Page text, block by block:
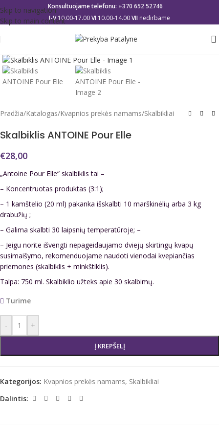
Skip to navigation
Skip to main content
Konsultuojame telefonu: +370 652 52746
I-V10.00-17.00VI 10.00-14.00VII nedirbame
Pradžia/Katalogas/Kvapnios prekės namams/Skalbikliai
Skalbiklis ANTOINE Pour Elle
€28,00
„Antoine Pour Elle“ skalbiklis tai –
– Koncentruotas produktas (3:1);
– 1 kamštelio (20 ml) pakanka išskalbti 10 marškinėlių arba 3 kg
drabužių ;
– Galima skalbti 30 laipsnių temperatūroje; –
– Jeigu norite išvengti nepageidaujamo dviejų skirtingų kvapų
susimaišymo, rekomenduojame naudoti vienodai kvepiančias
priemones (skalbiklis + minkštiklis).
Talpa: 750 ml. Skalbiklio užteks apie 30 skalbimų.
Turime
- +
Į KREPŠELĮ
Kategorijos: Kvapnios prekės namams, Skalbikliai
Dalintis: